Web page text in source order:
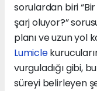
sorulardan biri
şarj oluyor?”
planı ve uzun yol
Lumicle
vurguladığı gibi,
süreyi belirleyen